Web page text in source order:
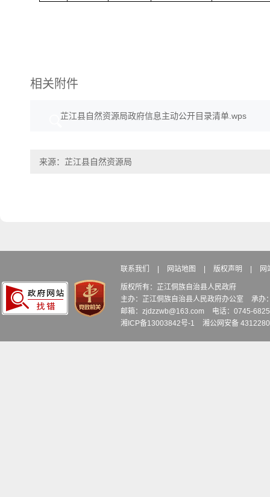
相关附件
芷江县自然资源局政府信息主动公开目录清单.wps
来源：芷江县自然资源局
联系我们 网站地图 版权声明 网
版权所有：芷江侗族自治县人民政府
主办：芷江侗族自治县人民政府办公室
承办
邮箱：zjdzzwb@163.com
电话：0745-
湘ICP备13003842号-1
湘公网安备